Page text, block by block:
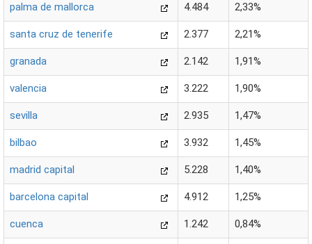
palma de mallorca 4.484 2,33%
santa cruz de tenerife 2.377 2,21%
granada 2.142 1,91%
valencia 3.222 1,90%
sevilla 2.935 1,47%
bilbao 3.932 1,45%
madrid capital 5.228 1,40%
barcelona capital 4.912 1,25%
cuenca 1.242 0,84%